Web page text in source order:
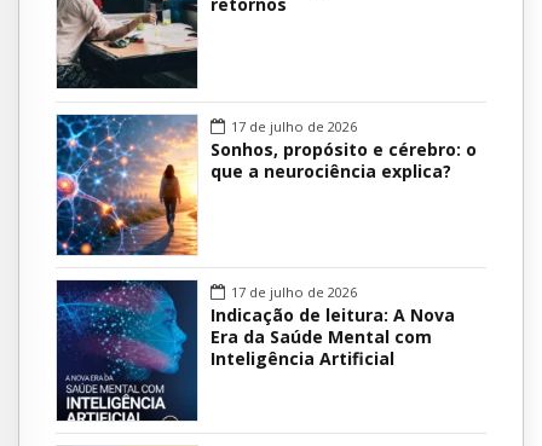
retornos
17 de julho de 2026
Sonhos, propósito e cérebro: o
que a neurociência explica?
17 de julho de 2026
Indicação de leitura: A Nova
Era da Saúde Mental com
Inteligência Artificial